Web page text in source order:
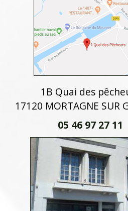
1B Quai des
17120 MORTAGNE SUR
05 46 97 27 11